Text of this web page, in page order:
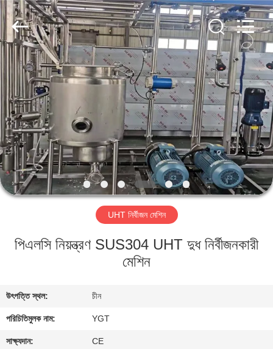
বাড়ি
পণ্য
ভিডিও
VR
প্রদর্শন
আমাদের
কারখানা
ভ্রমণ
CO.,LTD.
All
Rights
Reserved.
Developed
by
ECER
UHT নির্বীজন মেশিন
পিএলসি নিয়ন্ত্রণ SUS304 UHT দুধ নির্বীজনকারী
মেশিন
উৎপত্তি স্থল: চীন
পরিচিতিমুলক নাম: YGT
সাক্ষ্যদান: CE